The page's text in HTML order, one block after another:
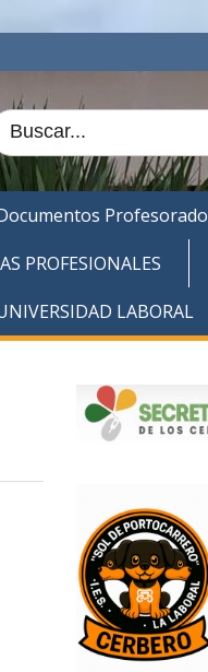
Profesorado
PROFESIONALES
LABORAL